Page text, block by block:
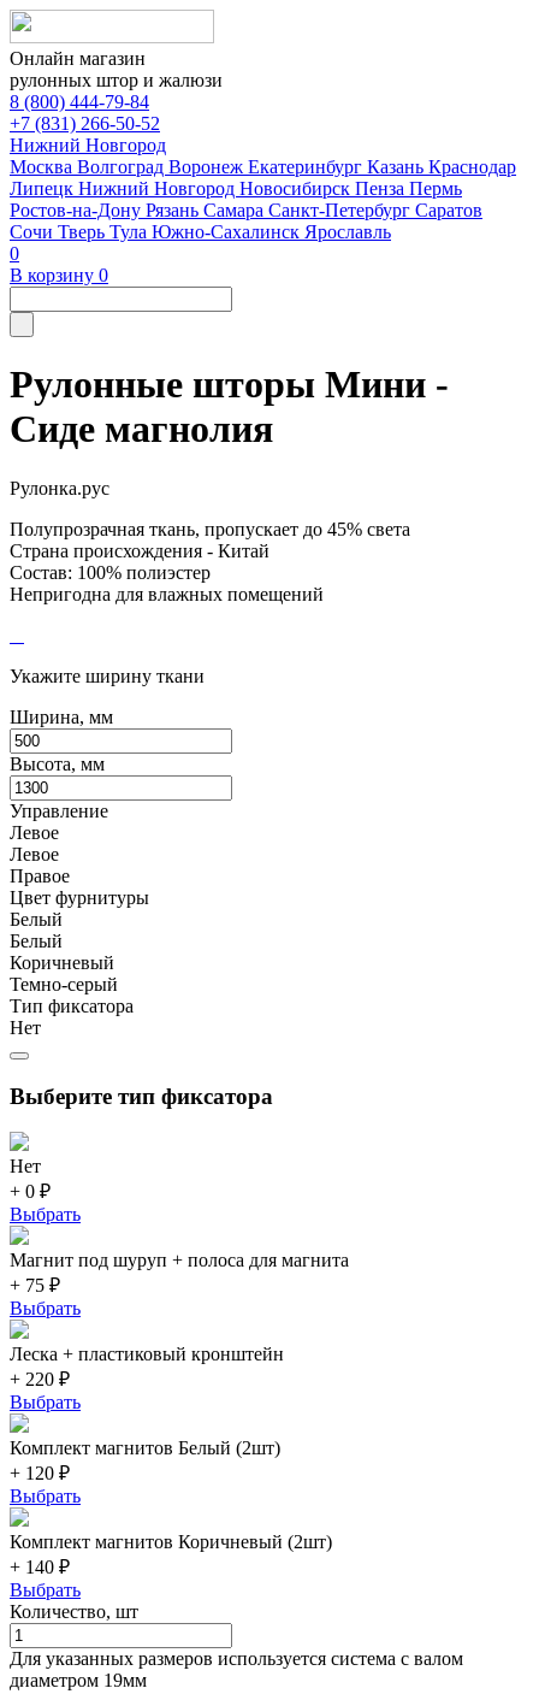
Онлайн магазин
рулонных штор и жалюзи
8 (800) 444-79-84
+7 (831) 266-50-52
Нижний Новгород
Москва Волгоград Воронеж Екатеринбург Казань Краснодар
Липецк Нижний Новгород Новосибирск Пенза Пермь
Ростов-на-Дону Рязань Самара Санкт-Петербург Саратов
Сочи Тверь Тула Южно-Сахалинск Ярославль
0
В корзину 0
Рулонные шторы Мини -
Сиде магнолия
Рулонка.рус
Полупрозрачная ткань, пропускает до 45% света
Страна происхождения - Китай
Состав: 100% полиэстер
Непригодна для влажных помещений
Укажите ширину ткани
Ширина, мм
Высота, мм
Управление
Левое
Левое
Правое
Цвет фурнитуры
Белый
Белый
Коричневый
Темно-серый
Тип фиксатора
Нет
Выберите тип фиксатора
Нет
+ 0 ₽
Выбрать
Магнит под шуруп + полоса для магнита
+ 75 ₽
Выбрать
Леска + пластиковый кронштейн
+ 220 ₽
Выбрать
Комплект магнитов Белый (2шт)
+ 120 ₽
Выбрать
Комплект магнитов Коричневый (2шт)
+ 140 ₽
Выбрать
Количество, шт
Для указанных размеров используется система с валом
диаметром 19мм